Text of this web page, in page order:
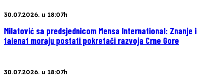
30.07.2026. u 18:07h
Milatović sa predsjednicom Mensa International: Znanje i
talenat moraju postati pokretači razvoja Crne Gore
30.07.2026. u 18:07h